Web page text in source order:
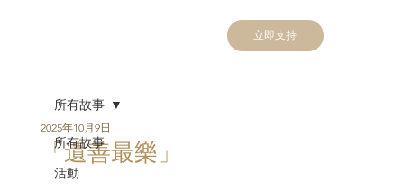
立即支持
所有故事
活動
所有故事
「遺善最樂」
2025年10月9日